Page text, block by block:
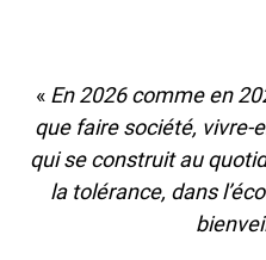
« En 2026 comme en
que faire société, vivre-
qui se construit au
la tolérance, dans